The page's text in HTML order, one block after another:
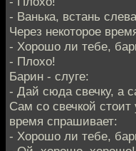
- Ванька, встань
Через некоторое
- Хорошо ли тебе,
- Плохо!
Барин - слуге:
- Дай сюда свечку, а
Сам со свечкой стоит
время спрашивает:
- Хорошо ли тебе,